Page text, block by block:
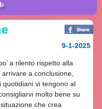
9-1-2025
a rilento rispetto alla
a conclusione,
quotidiani vi tengono al
molto bene su
che crea